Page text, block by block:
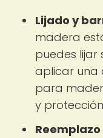
Lijado y
madera
puedes lijar
aplicar una
para
y